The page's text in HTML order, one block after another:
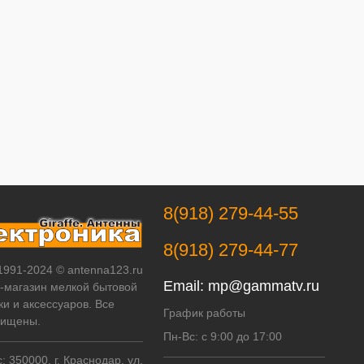
2024 © antenna123.ru
магазин мелкой бытовой
и аксессуаров. Все
350000, г. Краснодар, ул.
8(918) 279-44-55
8(918) 279-44-77
Email: mp@gammatv.ru
График работы
Пн-Вс: с 9:00 до 17:00